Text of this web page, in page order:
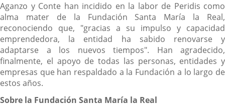
Aganzo y Conte han incidido en la labor de Peridis como
alma mater de la Fundación Santa María la Real,
reconociendo que, "gracias a su impulso y capacidad
emprendedora, la entidad ha sabido renovarse y
adaptarse a los nuevos tiempos". Han agradecido,
finalmente, el apoyo de todas las personas, entidades y
empresas que han respaldado a la Fundación a lo largo de
estos años.
Sobre la Fundación Santa María la Real